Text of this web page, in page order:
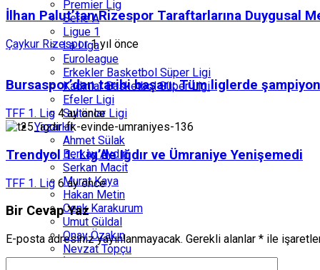
Premier Lig
Serie A
Ligue 1
La Liga
Euroleague
Erkekler Basketbol Süper Ligi
Kadınlar Basketbol Süper Ligi
Efeler Ligi
Sultanlar Ligi
Yazarlar
Ahmet Sülak
Berkay Aydın
Serkan Macit
Murat Kaya
Hakan Metin
Cenk Karakurum
Umut Güldal
Onay Özakın
Nevzat Topçu
İlker Karabudak
İlhan Palut’tan Rizespor Taraftarlarına Duygusal
Çaykur Rizespor 1 yıl önce
Bursaspor’dan tarihi başarı: Tüm liglerde
TFF 1. Lig 4 ay önce
Trendyol 1. Lig’de Iğdır ve Ümraniye Yenişemedi
TFF 1. Lig 6 ay önce
Bir Cevap Yaz
E-posta adresiniz yayınlanmayacak. Gerekli alanlar * ile